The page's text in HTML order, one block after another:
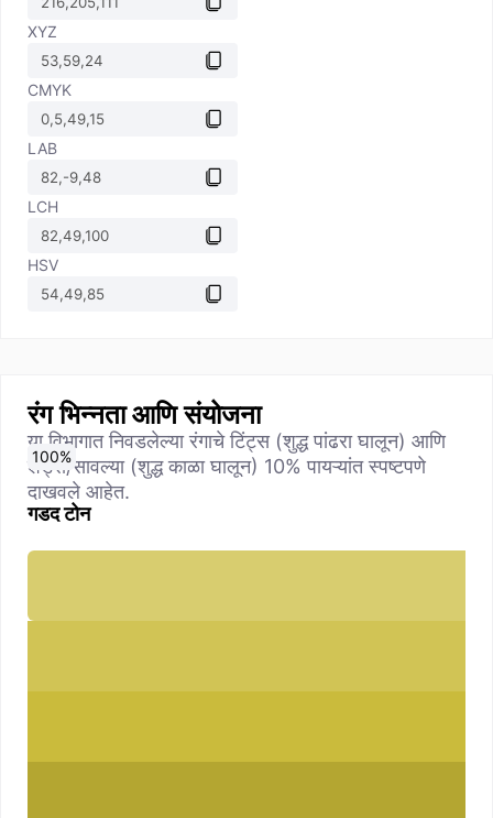
XYZ
CMYK
LAB
LCH
HSV
रंग भिन्नता आणि संयोजना
या विभागात निवडलेल्या रंगाचे टिंट्स (शुद्ध पांढरा घालून) आणि
शेड्स/सावल्या (शुद्ध काळा घालून) 10% पायऱ्यांत स्पष्टपणे
दाखवले आहेत.
गडद टोन
0%
10%
20%
30%
40%
50%
60%
70%
80%
90%
100%